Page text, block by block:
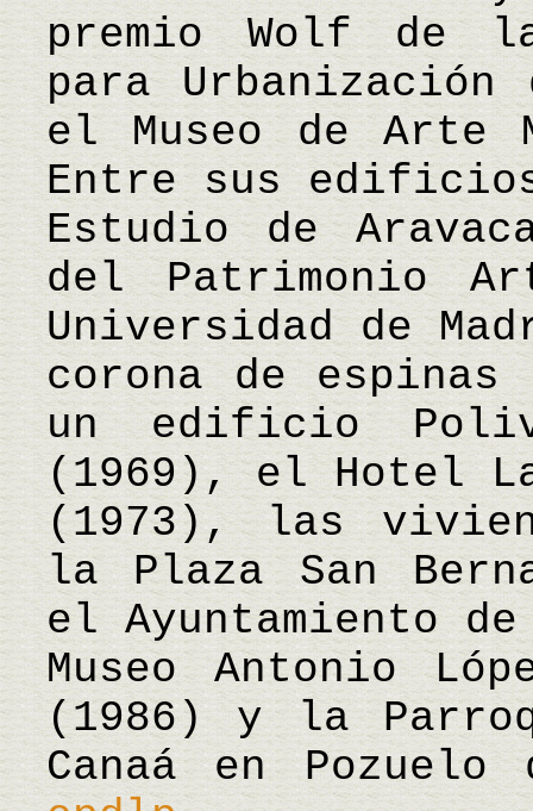
premio Wolf de
para
el Museo de Arte
Entre sus
Estudio de
del Patrimonio
Universidad de
corona de
un edificio
(1969), el Hotel
(1973), las
la Plaza San
el Ayuntamiento
Museo Antonio
(1986) y la
Canaá en